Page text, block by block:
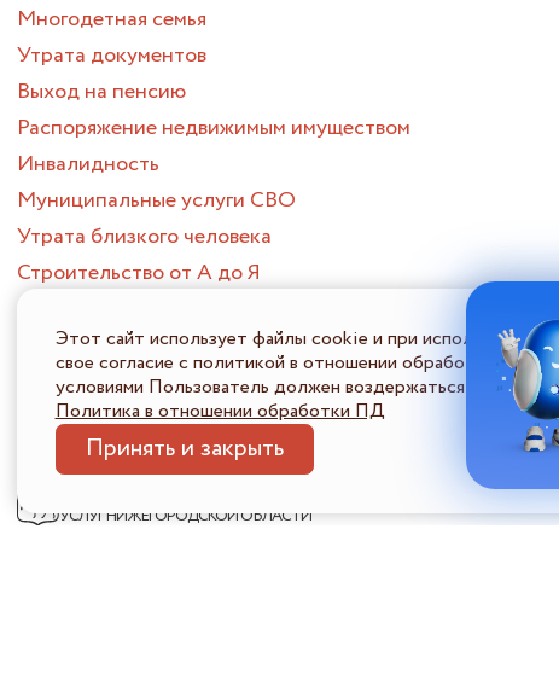
Многодетная семья
Утрата документов
Выход на пенсию
Распоряжение недвижимым имуществом
Инвалидность
Муниципальные услуги СВО
Утрата близкого человека
Строительство от А до Я
Смена места жительства
Приобретение жилого помещения
Потеря или поиск работы
Опека и попечительство
ПОРТАЛ МНОГОФУНКЦИОНАЛЬНЫХ ЦЕНТРОВ
УСЛУГ НИЖЕГОРОДСКОЙ ОБЛАСТИ
Этот сайт использует файлы cookie и при
свое согласие с политикой в отношении обработки
условиями Пользователь должен воздержаться от
Политика в отношении обработки ПД
Принять и закрыть